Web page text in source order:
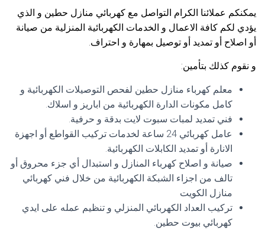
يمكنكم عملائنا الكرام التواصل مع كهربائي منازل حطين و الذي
يؤدي لكم كافة الاعمال و الخدمات الكهربائية المنزلية من صيانة
أو اصلاح أو تمديد أو توصيل بمهارة و احتراف.
و نقوم كذلك بتأمين:
معلم كهرباء منازل حطين لفحص التوصيلات الكهربائية و
كامل مكونات الدارة الكهربائية من اباريز و اسلاك.
فني تمديد لمبات سبوت لايت بدقة و حرفية.
عامل كهربائي 24 ساعة لخدمات تركيب القواطع أو اجهزة
الانارة أو تمديد الكابلات الكهربائية.
صيانة و اصلاح كهرباء المنازل و استبدال أي جزء محروق أو
تالف من اجزاء الشبكة الكهربائية من خلال فني كهربائي
منازل الكويت
تركيب العداد الكهربائي المنزلي و تنظيم عمله على ايدي
كهربائي بيوت حطين.